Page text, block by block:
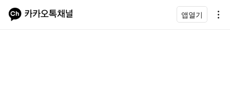
앱열기